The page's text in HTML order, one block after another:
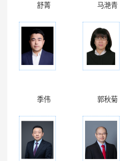
舒菁 马滟青
季伟 郭秋菊